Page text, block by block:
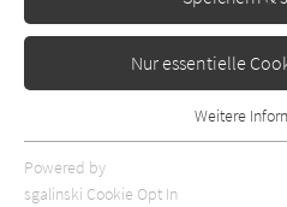
Standard
Alle Kategorien anzeigen
Nur essentielle
Essentielle Cookies werden für
Webseite benötigt. Dadurch ist
Weitere
Powered by
sgalinski Cookie Opt In